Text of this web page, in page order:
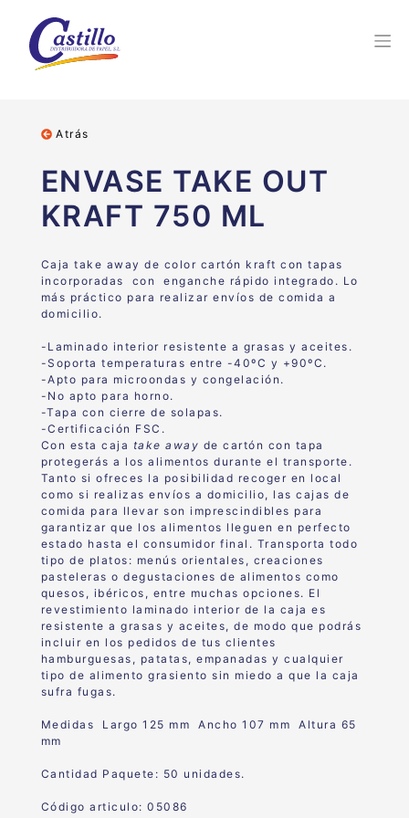
Atrás
ENVASE TAKE OUT
KRAFT 750 ML
Caja take away de color cartón kraft con tapas
incorporadas con enganche rápido integrado. Lo
más práctico para realizar envíos de comida a
domicilio.
-Laminado interior resistente a grasas y aceites.
-Soporta temperaturas entre -40ºC y +90ºC.
-Apto para microondas y congelación.
-No apto para horno.
-Tapa con cierre de solapas.
-Certificación FSC.
Con esta caja take away de cartón con tapa
protegerás a los alimentos durante el transporte.
Tanto si ofreces la posibilidad recoger en local
como si realizas envíos a domicilio, las cajas de
comida para llevar son imprescindibles para
garantizar que los alimentos lleguen en perfecto
estado hasta el consumidor final. Transporta todo
tipo de platos: menús orientales, creaciones
pasteleras o degustaciones de alimentos como
quesos, ibéricos, entre muchas opciones. El
revestimiento laminado interior de la caja es
resistente a grasas y aceites, de modo que podrás
incluir en los pedidos de tus clientes
hamburguesas, patatas, empanadas y cualquier
tipo de alimento grasiento sin miedo a que la caja
sufra fugas.
Medidas Largo 125 mm Ancho 107 mm Altura 65
mm
Cantidad Paquete: 50 unidades.
Código articulo: 05086